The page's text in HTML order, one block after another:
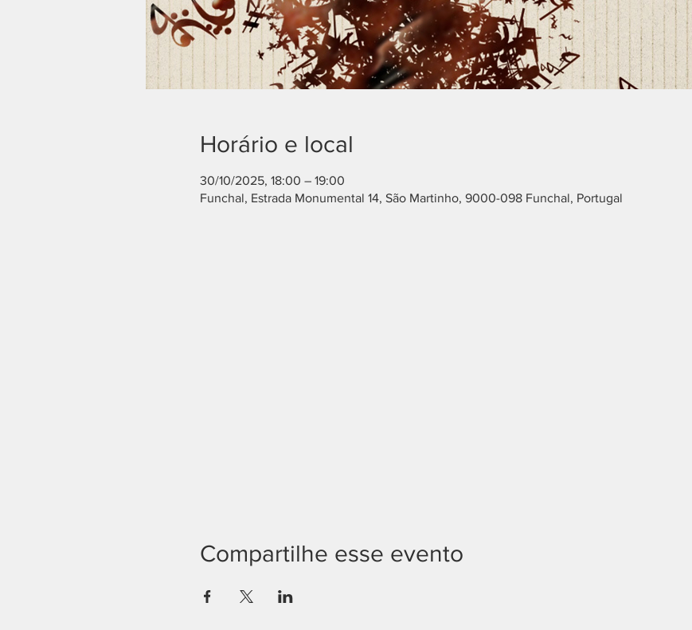
Horário e local
30/10/2025, 18:00 – 19:00
Funchal, Estrada Monumental 14, São Martinho, 9000-098 Funchal, Portugal
Compartilhe esse evento